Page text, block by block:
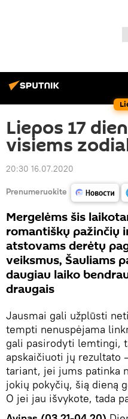
Liepos 17
visiems
20:30 16.07.2020
Prenumeruokite
Mergelėms šis
romantiškų pažinčių
atstovams derėtų
veiksmus, Šauliams
daugiau laiko
draugais
Jausmai gali užplūsti
tempti nenuspėjama
gali pasirodyti lemtingi,
apskaičiuoti jų rezultato
tariant, jei jums patinka
jokių pokyčių, šią dieną
O jei jau išvykote, tada